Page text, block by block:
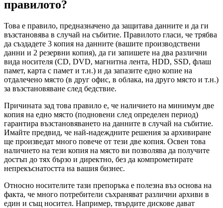
правилото?
Това е правило, предназначено да защитава данните и да ги
възстановява в случай на събитие. Правилото гласи, че трябва
да създадете 3 копия на данните (вашите производствени
данни и 2 резервни копия), да ги запишете на два различни
вида носителя (CD, DVD, магнитна лента, HDD, SSD, флаш
памет, карта с памет и т.н.) и да запазите едно копие на
отдалечено място (в друг офис, в облака, на друго място и т.н.)
за възстановяване след бедствие.
Причината зад това правило е, че наличието на минимум две
копия на едно място (подновени след определен период)
гарантира възстановяването на данните в случай на събитие.
Имайте предвид, че най-надеждните решения за архивиране
ще произведат много повече от тези две копия. Освен това
наличието на тези копия на място ви позволява да получите
достъп до тях бързо и директно, без да компрометирате
непрекъснатостта на вашия бизнес.
Относно носителите тази препоръка е полезна въз основа на
факта, че много потребители съхраняват различни архиви в
един и същ носител. Например, твърдите дискове дават